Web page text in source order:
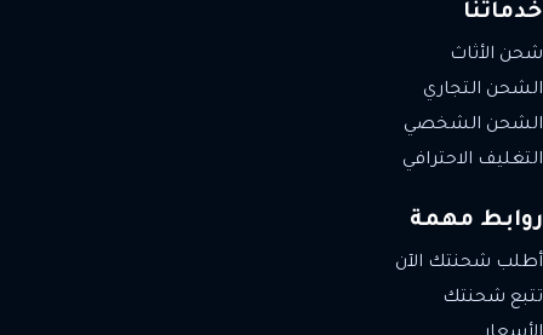
خدماتنا
شحن الأثاث
الشحن التجاري
الشحن الشخصي
التغليف الاحترافي
روابط مهمة
أطلب شحنتك الآن
تتبع شحنتك